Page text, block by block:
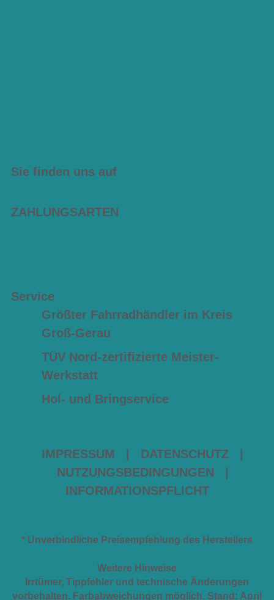
Sie finden uns auf
ZAHLUNGSARTEN
Service
Größter Fahrradhändler im Kreis
Groß-Gerau
TÜV Nord-zertifizierte Meister-
Werkstatt
Hol- und Bringservice
IMPRESSUM DATENSCHUTZ
NUTZUNGSBEDINGUNGEN
INFORMATIONSPFLICHT
* Unverbindliche Preisempfehlung des Herstellers
Weitere Hinweise
Irrtümer, Tippfehler und technische Änderungen
vorbehalten. Farbabweichungen möglich. Stand: April